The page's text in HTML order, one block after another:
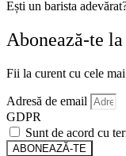
Ești un barista
Abonează-te
Fii la curent cu cele
Adresă de email
GDPR
Sunt de acord cu
ABONEAZĂ-TE